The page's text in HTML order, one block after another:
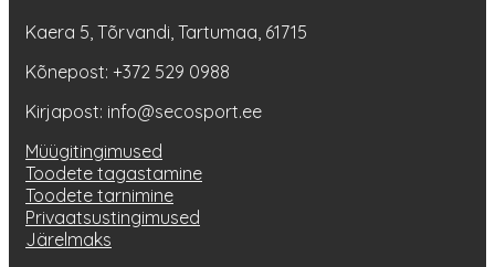
Kaera 5, Tõrvandi, Tartumaa, 61715
Kõnepost: +372 529 0988
Kirjapost: info@secosport.ee
Müügitingimused
Toodete tagastamine
Toodete tarnimine
Privaatsustingimused
Järelmaks